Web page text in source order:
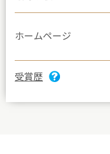
ホームページ
受賞歴